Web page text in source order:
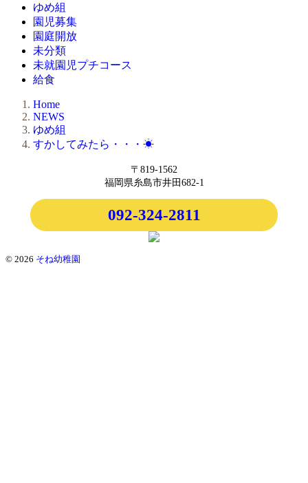
ゆめ組
園児募集
園庭開放
未分類
未就園児プチコース
給食
Home
NEWS
ゆめ組
すかしてみたら・・・☀
〒819-1562
福岡県糸島市井田682-1
092-324-2811
© 2026 そね幼稚園